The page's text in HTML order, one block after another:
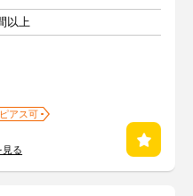
以上
ピアス可
見る